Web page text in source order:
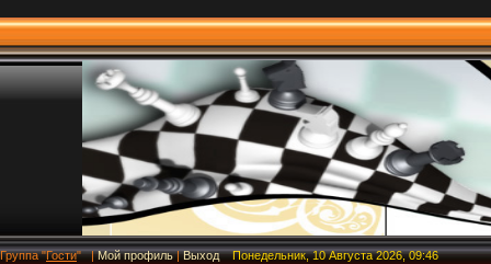
Группа"Гости" |Мой профиль |Выход Понедельник, 10 Августа 2026, 09:46